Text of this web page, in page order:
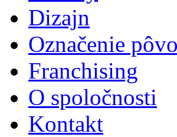
Dizajn
Označenie
Franchising
O spoločnosti
Kontakt